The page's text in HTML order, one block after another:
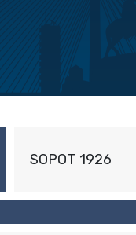
SOPOT 1926